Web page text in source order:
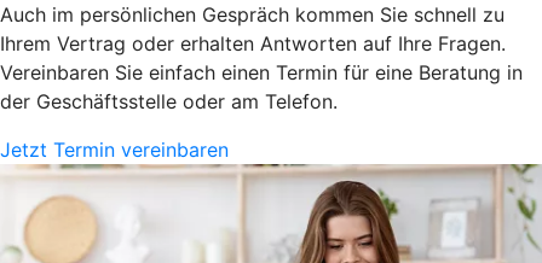
Auch im persönlichen Gespräch kommen Sie schnell zu
Ihrem Vertrag oder erhalten Antworten auf Ihre Fragen.
Vereinbaren Sie einfach einen Termin für eine Beratung in
der Geschäftsstelle oder am Telefon.
Jetzt Termin vereinbaren